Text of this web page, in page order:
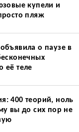
купели и
пляж
о паузе в
её теле
400 теорий, ноль
вы до сих пор не